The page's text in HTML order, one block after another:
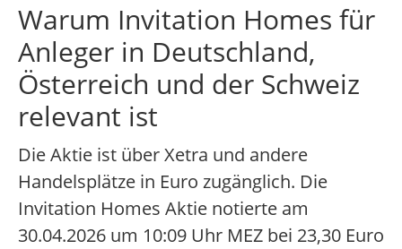
Warum Invitation Homes für
Anleger in Deutschland,
Österreich und der Schweiz
relevant ist
Die Aktie ist über Xetra und andere
Handelsplätze in Euro zugänglich. Die
Invitation Homes Aktie notierte am
30.04.2026 um 10:09 Uhr MEZ bei 23,30 Euro